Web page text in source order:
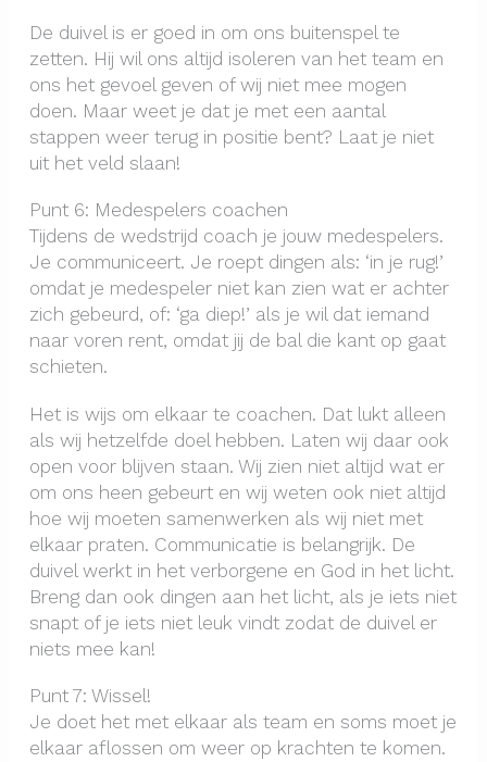
De duivel is er goed in om ons buitenspel te
zetten. Hij wil ons altijd isoleren van het team en
ons het gevoel geven of wij niet mee mogen
doen. Maar weet je dat je met een aantal
stappen weer terug in positie bent? Laat je niet
uit het veld slaan!
Punt 6: Medespelers coachen
Tijdens de wedstrijd coach je jouw medespelers.
Je communiceert. Je roept dingen als: ‘in je rug!’
omdat je medespeler niet kan zien wat er achter
zich gebeurd, of: ‘ga diep!’ als je wil dat iemand
naar voren rent, omdat jij de bal die kant op gaat
schieten.
Het is wijs om elkaar te coachen. Dat lukt alleen
als wij hetzelfde doel hebben. Laten wij daar ook
open voor blijven staan. Wij zien niet altijd wat er
om ons heen gebeurt en wij weten ook niet altijd
hoe wij moeten samenwerken als wij niet met
elkaar praten. Communicatie is belangrijk. De
duivel werkt in het verborgene en God in het licht.
Breng dan ook dingen aan het licht, als je iets niet
snapt of je iets niet leuk vindt zodat de duivel er
niets mee kan!
Punt 7: Wissel!
Je doet het met elkaar als team en soms moet je
elkaar aflossen om weer op krachten te komen.